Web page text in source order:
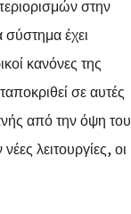
στην
έχει
κανόνες της
σε αυτές
από την όψη του
λειτουργίες, οι